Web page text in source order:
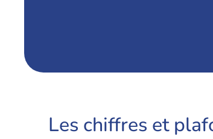
Les chiffres et